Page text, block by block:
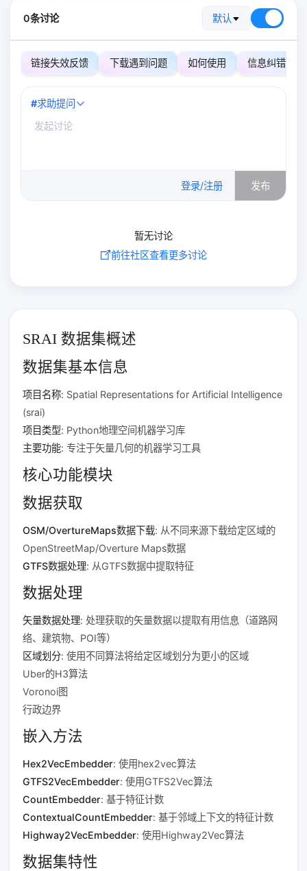
0条讨论 默认
链接失效反馈 下载遇到问题 如何使用 信息纠错
#求助提问
登录/注册 发布
暂无讨论
前往社区查看更多讨论
SRAI 数据集概述
数据集基本信息
项目名称: Spatial Representations for Artificial Intelligence
(srai)
项目类型: Python地理空间机器学习库
主要功能: 专注于矢量几何的机器学习工具
核心功能模块
数据获取
OSM/OvertureMaps数据下载: 从不同来源下载给定区域的
OpenStreetMap/Overture Maps数据
GTFS数据处理: 从GTFS数据中提取特征
数据处理
矢量数据处理: 处理获取的矢量数据以提取有用信息（道路网
络、建筑物、POI等）
区域划分: 使用不同算法将给定区域划分为更小的区域
Uber的H3算法
Voronoi图
行政边界
嵌入方法
Hex2VecEmbedder: 使用hex2vec算法
GTFS2VecEmbedder: 使用GTFS2Vec算法
CountEmbedder: 基于特征计数
ContextualCountEmbedder: 基于邻域上下文的特征计数
Highway2VecEmbedder: 使用Highway2Vec算法
数据集特性